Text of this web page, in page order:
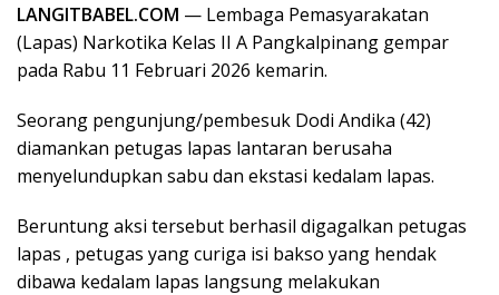
LANGITBABEL.COM — Lembaga Pemasyarakatan
(Lapas) Narkotika Kelas II A Pangkalpinang gempar
pada Rabu 11 Februari 2026 kemarin.
Seorang pengunjung/pembesuk Dodi Andika (42)
diamankan petugas lapas lantaran berusaha
menyelundupkan sabu dan ekstasi kedalam lapas.
Beruntung aksi tersebut berhasil digagalkan petugas
lapas , petugas yang curiga isi bakso yang hendak
dibawa kedalam lapas langsung melakukan